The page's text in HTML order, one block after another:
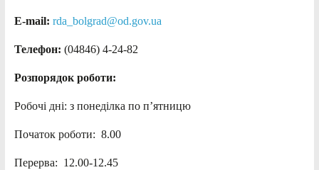
E-mail: rda_bolgrad@od.gov.ua
Телефон: (04846) 4-24-82
Розпорядок роботи:
Робочі дні: з понеділка по п’ятницю
Початок роботи: 8.00
Перерва: 12.00-12.45